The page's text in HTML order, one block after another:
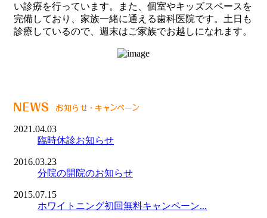
い診療を行っています。また、個室やキッズスペースを
完備しており、家族一緒に通える歯科医院です。土日も
診療しているので、週末はご家族でお越しになれます。
2021.04.03
臨時休診お知らせ
2016.03.23
分院の開院のお知らせ
2015.07.15
ホワイトニング初回無料キャンペーン...